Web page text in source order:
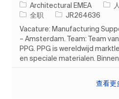
Architectural EMEA
类别
工作类型
全职 作业 ID
JR264636
Vacature: Manufacturing
– Amsterdam. Team: Team
PPG. PPG is wereldwijd
en speciale materialen.
查看更